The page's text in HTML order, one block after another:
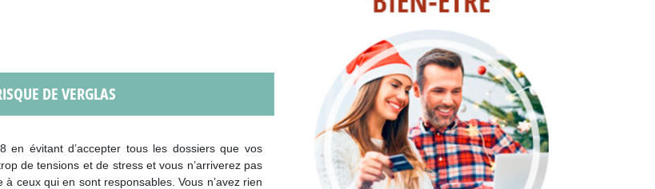
DE VERGLAS
en évitant d’accepter tous les dossiers que vos
de tensions et de stress et vous n’arriverez pas
ceux qui en sont responsables. Vous n’avez rien